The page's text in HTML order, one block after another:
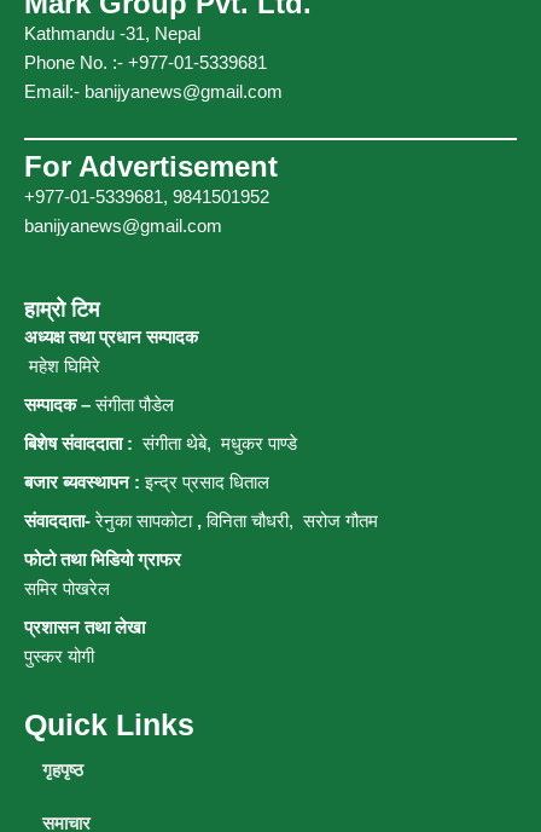
Kathmandu -31, Nepal
Phone No. :- +977-01-5339681
Email:- banijyanews@gmail.com
For Advertisement
+977-01-5339681, 9841501952
banijyanews@gmail.com
हाम्रो टिम
अध्यक्ष तथा प्रधान सम्पादक
महेश घिमिरे
सम्पादक –संगीता पौडेल
बिशेष संवाददाता : संगीता थेबे,मधुकर पाण्डे
बजार ब्यवस्थापन : इन्द्र प्रसाद धिताल
संवाददाता-रेनुका सापकोटा, विनिता चौधरी, सरोज गौतम
फोटो तथा भिडियो ग्राफर
समिर पोखरेल
प्रशासन तथा लेखा
पुस्कर योगी
Quick Links
गृहपृष्ठ
समाचार